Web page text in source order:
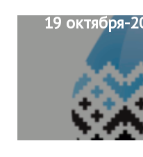
19 октября-